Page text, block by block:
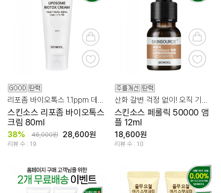
스킨소스 리포좀 바이오톡스
크림 80ml
38% 46,000원 28,600원
리뷰 수 : 19
스킨소스 페룰릭 50000 앰
플 12ml
18,600원
리뷰 수 : 10